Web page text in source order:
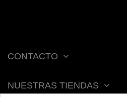
CONTACTO
NUESTRAS TIENDAS